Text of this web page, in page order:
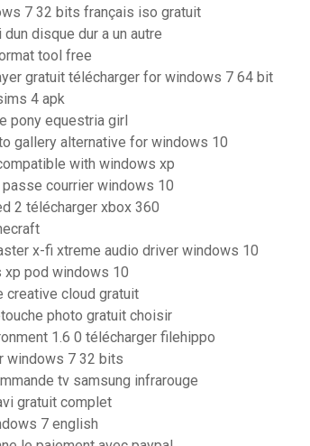
7 32 bits français iso gratuit
disque dur a un autre
tool free
gratuit télécharger for windows 7 64 bit
4 apk
pony equestria girl
gallery alternative for windows 10
with windows xp
courrier windows 10
2 télécharger xbox 360
x-fi xtreme audio driver windows 10
xp pod windows 10
creative cloud gratuit
photo gratuit choisir
1.6 0 télécharger filehippo
windows 7 32 bits
tv samsung infrarouge
gratuit complet
7 english